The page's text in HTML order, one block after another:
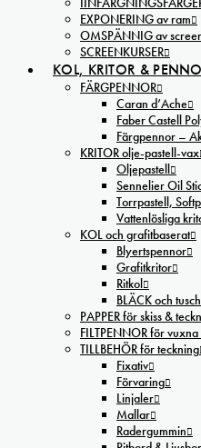
EXPONERING av ram
OMSPÄNNIG av
SCREENKURSER
KOL, KRITOR &
FÄRGPENNOR
Caran d’Ache
Faber Castell
Färgpennor –
KRITOR olje-pastell-vax
Oljepastell
Sennelier Oil
Torrpastell,
Vattenlösliga
KOL och grafitbaserat
Blyertspennor
Grafitkritor
Ritkol
BLÄCK och tusch
PAPPER för skiss &
FILTPENNOR för
TILLBEHÖR för teckning
Fixativ
Förvaring
Linjaler
Mallar
Radergummin